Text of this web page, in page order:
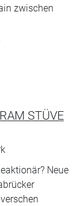
zwischen
STÜVE
Neue